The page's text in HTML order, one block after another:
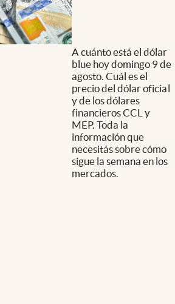
A cuánto está el dólar
blue hoy domingo 9 de
agosto. Cuál es el
precio del dólar oficial
y de los dólares
financieros CCL y
MEP. Toda la
información que
necesitás sobre cómo
sigue la semana en los
mercados.